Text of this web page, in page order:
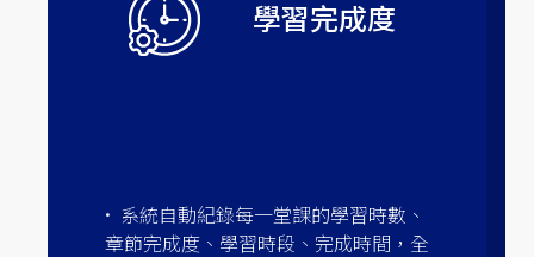
學習完成度
系統自動紀錄每一堂課的學習時數、
章節完成度、學習時段、完成時間，全
隨堂測驗
員工活躍度